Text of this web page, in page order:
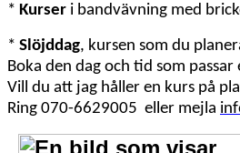
* Kurser i bandvävning med
* Slöjddag, kursen som du
Boka den dag och tid som
Vill du att jag håller en kurs på
Ring 070-6629005 eller mejla